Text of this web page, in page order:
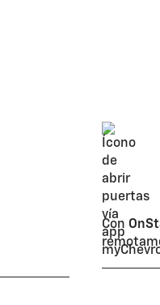
Con